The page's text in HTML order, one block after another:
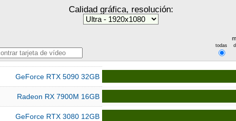
Calidad gráfica, resolución:
todas
GeForce RTX 5090 32GB
Radeon RX 7900M 16GB
GeForce RTX 3080 12GB